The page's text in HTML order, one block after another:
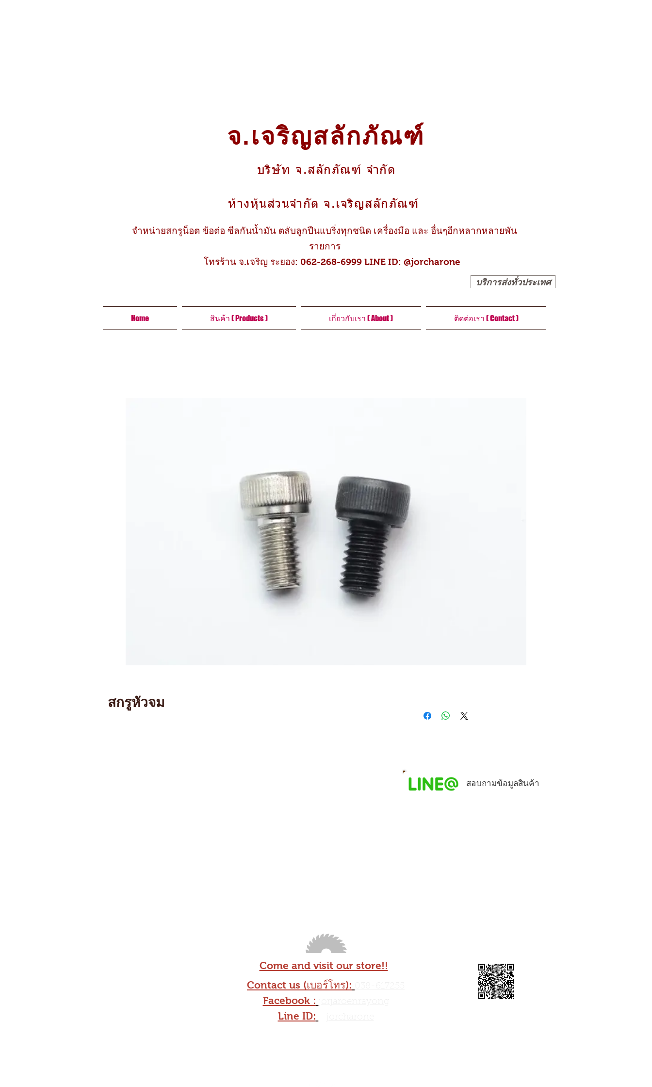
จ.เจริญสลักภัณฑ์
บริษัท จ.สลักภัณฑ์ จำกัด
ห้างหุ้นส่วนจำกัด จ.เจริญสลักภัณฑ์
จำหน่ายสกรูน็อต ข้อต่อ ซีลกันน้ำมัน ตลับลูกปืนแบริ่งทุกชนิด เครื่องมือ และ อื่นๆอีกหลากหลายพัน
รายการ
โทรร้าน จ.เจริญ ระยอง: 062-268-6999 LINE ID: @jorcharone
บริการส่งทั่วประเทศ
Home สินค้า ( Products ) เกี่ยวกับเรา ( About ) ติดต่อเรา ( Contact )
สอบถามข้อมูลสินค้า
สกรูหัวจม
Contact us (เบอร์โทร):
Facebook :
Line ID:
Come and visit our store!!